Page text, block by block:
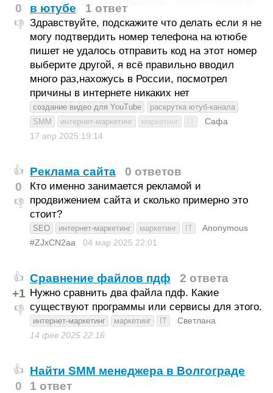
0
👎
в ютубе
1 ответ
Здравствуйте, подскажите что делать если я не
могу подтвердить номер телефона на ютюбе
пишет не удалось отправить код на этот номер
выберите другой, я всё правильно вводил
много раз,нахожусь в России, посмотрел
причины в интернете никаких нет
создание видео для YouTube
раскрутка ютуб-канала
SMM
интернет-маркетинг маркетинг
Сафа
17 апр 2025 19:14
👍
0
👎
Реклама сайта 0 ответов
Кто именно занимается рекламой и
продвижением сайта и сколько примерно это
стоит?
SEO интернет-маркетинг маркетинг IT
Anonymous
#ZJxCN2aa
04 мар 2025 22:01
👍
+1
👎
Сравнение файлов пдф 2 ответа
Нужно сравнить два файла пдф. Какие
существуют программы или сервисы для этого.
интернет-маркетинг маркетинг IT
Светлана
14 фев 2025 22:16
👍
0
Найти SMM менеджера в Волгограде
1 ответ